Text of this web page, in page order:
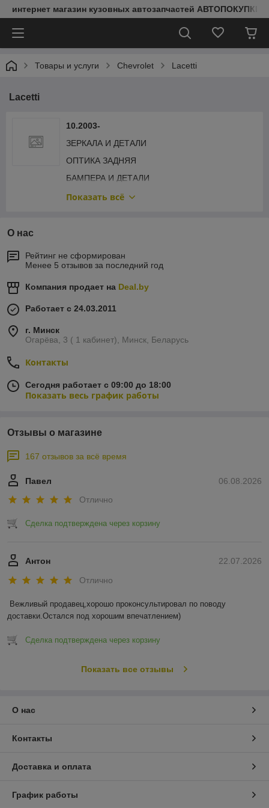
интернет магазин кузовных автозапчастей АВТОПОКУПКИ
Товары и услуги Chevrolet Lacetti
Lacetti
10.2003-
ЗЕРКАЛА И ДЕТАЛИ
ОПТИКА ЗАДНЯЯ
БАМПЕРА И ДЕТАЛИ
КАПОТ И ДЕТАЛИ
ПЕРЕДНЯЯ РАМА
Показать всё
О нас
Рейтинг не сформирован
Менее 5 отзывов за последний год
Компания продает на Deal.by
Работает с 24.03.2011
г. Минск
Огарёва, 3 ( 1 кабинет), Минск, Беларусь
Контакты
Сегодня работает с 09:00 до 18:00
Показать весь график работы
Отзывы о магазине
167 отзывов за всё время
06.08.2026
Павел
Отлично
Сделка подтверждена через корзину
22.07.2026
Антон
Отлично
Вежливый продавец,хорошо проконсультировал по поводу
доставки.Остался под хорошим впечатлением)
Сделка подтверждена через корзину
Показать все отзывы
О нас
Контакты
Доставка и оплата
График работы